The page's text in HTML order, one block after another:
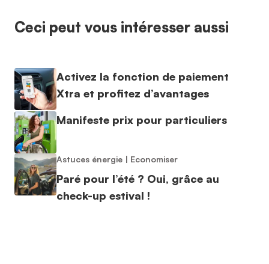
Ceci peut vous intéresser aussi
Activez la fonction de paiement
Xtra et profitez d’avantages
Manifeste prix pour particuliers
Astuces énergie | Economiser
Paré pour l’été ? Oui, grâce au
check-up estival !